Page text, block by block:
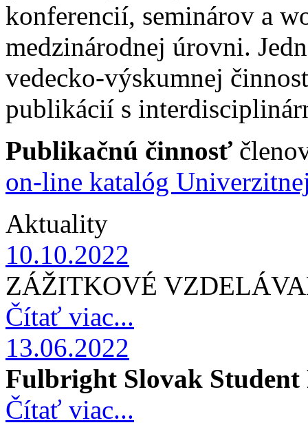
konferencií, seminárov a
medzinárodnej úrovni.
vedecko-výskumnej
publikácií s
Publikačnú činnosť
on-line katalóg
Aktuality
10.10.2022
ZÁŽITKOVÉ
Čítať viac...
13.06.2022
Fulbright Slovak Student
Čítať viac...